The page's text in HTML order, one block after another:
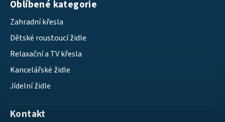
Oblíbené kategorie
Zahradní křesla
Dětské roustoucí židle
Relaxační a TV křesla
Kancelářské židle
Jídelní židle
Kontakt